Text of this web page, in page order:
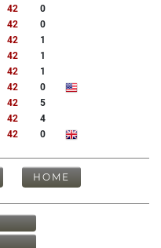
42
0
42
0
42
1
42
1
42
1
42
0
42
5
42
4
42 0
HOME